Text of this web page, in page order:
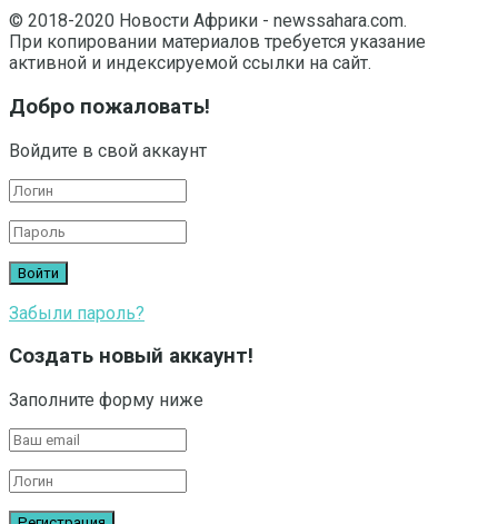
© 2018-2020 Новости Африки - newssahara.com.
При копировании материалов требуется указание
активной и индексируемой ссылки на сайт.
Добро пожаловать!
Войдите в свой аккаунт
Забыли пароль?
Создать новый аккаунт!
Заполните форму ниже